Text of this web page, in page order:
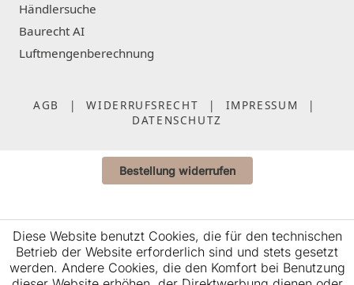
Händlersuche
Baurecht AI
Luftmengenberechnung
AGB | WIDERRUFSRECHT | IMPRESSUM
|
DATENSCHUTZ
Bestellung widerrufen
Diese Website benutzt Cookies, die für den technischen
Betrieb der Website erforderlich sind und stets gesetzt
werden. Andere Cookies, die den Komfort bei Benutzung